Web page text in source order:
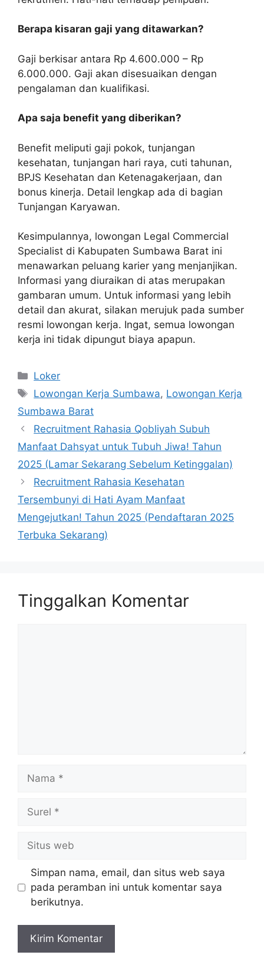
Berapa kisaran gaji yang ditawarkan?
Gaji berkisar antara Rp 4.600.000 – Rp
6.000.000. Gaji akan disesuaikan dengan
pengalaman dan kualifikasi.
Apa saja benefit yang diberikan?
Benefit meliputi gaji pokok, tunjangan
kesehatan, tunjangan hari raya, cuti tahunan,
BPJS Kesehatan dan Ketenagakerjaan, dan
bonus kinerja. Detail lengkap ada di bagian
Tunjangan Karyawan.
Kesimpulannya, lowongan Legal Commercial
Specialist di Kabupaten Sumbawa Barat ini
menawarkan peluang karier yang menjanjikan.
Informasi yang diuraikan di atas merupakan
gambaran umum. Untuk informasi yang lebih
detail dan akurat, silakan merujuk pada sumber
resmi lowongan kerja. Ingat, semua lowongan
kerja ini tidak dipungut biaya apapun.
Kategori
Loker
Tag
Lowongan Kerja Sumbawa, Lowongan Kerja
Sumbawa Barat
Recruitment Rahasia Qobliyah Subuh
Manfaat Dahsyat untuk Tubuh Jiwa! Tahun
2025 (Lamar Sekarang Sebelum Ketinggalan)
Recruitment Rahasia Kesehatan
Tersembunyi di Hati Ayam Manfaat
Mengejutkan! Tahun 2025 (Pendaftaran 2025
Terbuka Sekarang)
Tinggalkan Komentar
Nama
Surel
Situs
web
Simpan nama, email, dan situs web saya
pada peramban ini untuk komentar saya
berikutnya.